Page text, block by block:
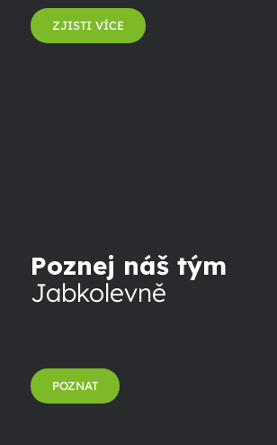
ZJISTI VÍCE
Poznej náš tým
Jabkolevně
POZNAT